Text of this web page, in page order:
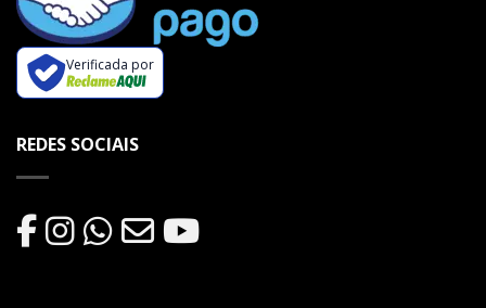
Verificada por
REDES SOCIAIS